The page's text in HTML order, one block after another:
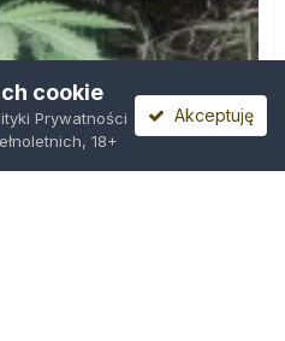
cookie
Prywatności
18+
Akceptuję